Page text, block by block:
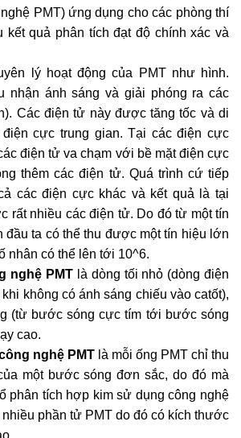
PMT) ứng dụng cho các phòng thí
kết quả phân tích đạt độ chính xác và
lý hoạt động của PMT như hình.
nhận ánh sáng và giải phóng ra các
Các điện tử này được tăng tốc và di
cực trung gian. Tại các điện cực
điện tử va chạm với bề mặt điện cực
thêm các điện tử. Quá trình cứ tiếp
các điện cực khác và kết quả là tại
rất nhiều các điện tử. Do đó từ một tín
đầu ta có thể thu được một tín hiệu lớn
nhân có thể lên tới 10^6.
nghệ PMT là dòng tối nhỏ (dòng điện
không có ánh sáng chiếu vào catốt),
(từ bước sóng cực tím tới bước sóng
cao.
nghệ PMT là mỗi ống PMT chỉ thu
một bước sóng đơn sắc, do đó mà
phân tích hợp kim sử dụng công nghệ
phần tử PMT do đó có kích thước